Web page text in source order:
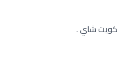
شاي .